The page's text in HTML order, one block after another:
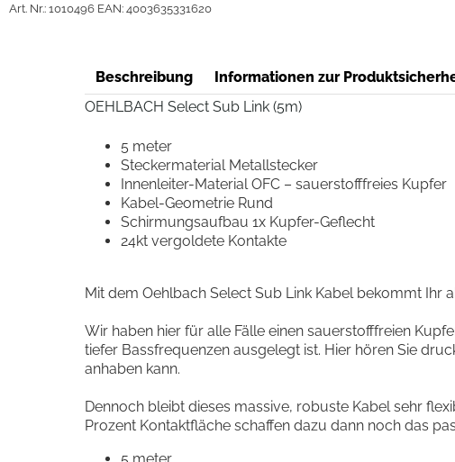
Art. Nr.: 1010496 EAN: 4003635331620
Beschreibung
Informationen zur
OEHLBACH Select Sub Link (5m)
5 meter
Steckermaterial Metallstecker
Innenleiter-Material OFC – sauerstofffreies Kupfer
Kabel-Geometrie Rund
Schirmungsaufbau 1x Kupfer-Geflecht
24kt vergoldete Kontakte
Mit dem Oehlbach Select Sub Link Kabel bekommt
Wir haben hier für alle Fälle einen sauerstofffreien
tiefer Bassfrequenzen ausgelegt ist. Hier hören Sie
anhaben kann.
Dennoch bleibt dieses massive, robuste Kabel sehr
Prozent Kontaktfläche schaffen dazu dann noch das